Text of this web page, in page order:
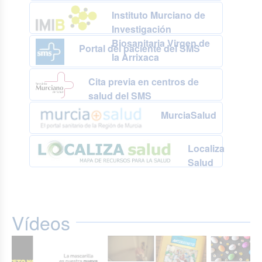
Instituto Murciano de
Investigación
Biosanitaria Virgen de
la Arrixaca
Portal del paciente del SMS
Cita previa en centros de
salud del SMS
MurciaSalud
Localiza
Salud
Vídeos